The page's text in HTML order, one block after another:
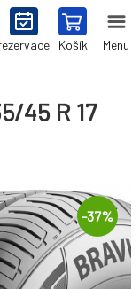
Košík Menu
45 R 17
-37%